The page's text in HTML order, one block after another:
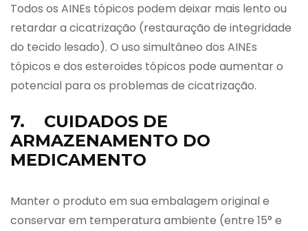
Todos os AINEs tópicos podem deixar mais lento ou
retardar a cicatrização (restauração de integridade
do tecido lesado). O uso simultâneo dos AINEs
tópicos e dos esteroides tópicos pode aumentar o
potencial para os problemas de cicatrização.
7. CUIDADOS DE
ARMAZENAMENTO DO
MEDICAMENTO
Manter o produto em sua embalagem original e
conservar em temperatura ambiente (entre 15° e